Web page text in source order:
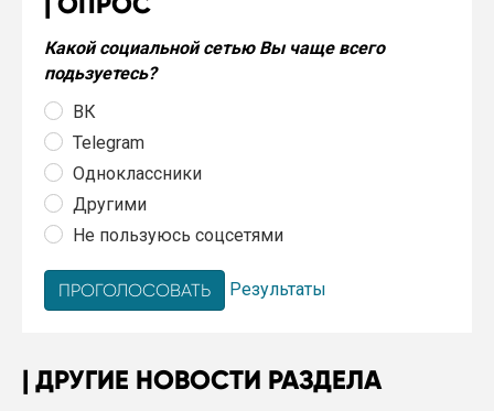
Какой социальной сетью Вы чаще всего
подьзуетесь?
ВК
Telegram
Одноклассники
Другими
Не пользуюсь соцсетями
Результаты
ДРУГИЕ НОВОСТИ РАЗДЕЛА